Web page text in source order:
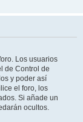
Los usuarios
de Control de
y poder así
el foro, los
Si añade un
ocultos.